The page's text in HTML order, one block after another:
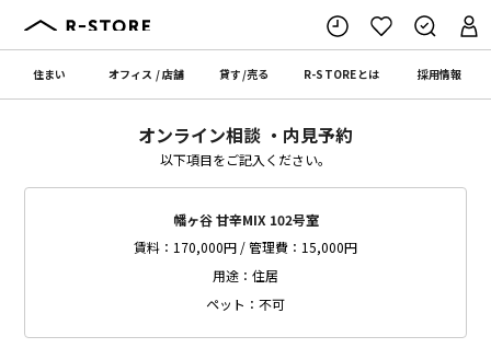
住まい オフィス /店舗 貸す/売る R-STOREとは 採用情報
オンライン相談 ・内見予約
以下項目をご記入ください。
幡ヶ谷 甘辛MIX 102号室
賃料：170,000円 / 管理費：15,000円
用途：住居
ペット：不可